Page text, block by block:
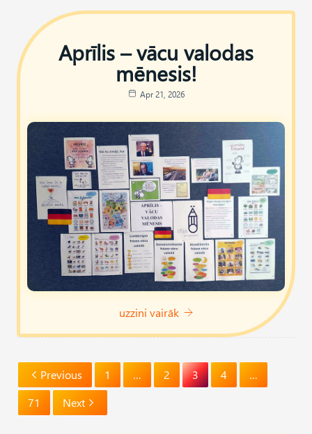
Aprīlis – vācu valodas
mēnesis!
Apr 21, 2026
uzzini vairāk
Previous 1 … 2 3 4
…
71
Next